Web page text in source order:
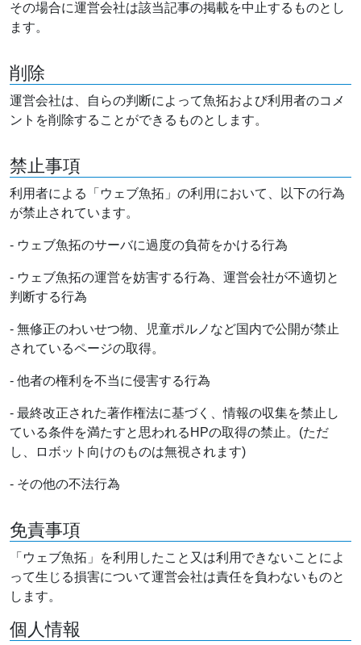
その場合に運営会社は該当記事の掲載を中止するものとし
ます。
削除
運営会社は、自らの判断によって魚拓および利用者のコメ
ントを削除することができるものとします。
禁止事項
利用者による「ウェブ魚拓」の利用において、以下の行為
が禁止されています。
- ウェブ魚拓のサーバに過度の負荷をかける行為
- ウェブ魚拓の運営を妨害する行為、運営会社が不適切と
判断する行為
- 無修正のわいせつ物、児童ポルノなど国内で公開が禁止
されているページの取得。
- 他者の権利を不当に侵害する行為
- 最終改正された著作権法に基づく、情報の収集を禁止し
ている条件を満たすと思われるHPの取得の禁止。(ただ
し、ロボット向けのものは無視されます)
- その他の不法行為
免責事項
「ウェブ魚拓」を利用したこと又は利用できないことによ
って生じる損害について運営会社は責任を負わないものと
します。
個人情報